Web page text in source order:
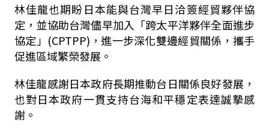
林佳龍也期盼日本能與台灣早日洽簽經貿夥伴協
定，並協助台灣儘早加入「跨太平洋夥伴全面進步
協定」(CPTPP)，進一步深化雙邊經貿關係，攜手
促進區域繁榮發展。
林佳龍感謝日本政府長期推動台日關係良好發展，
也對日本政府一貫支持台海和平穩定表達誠摯感
謝。